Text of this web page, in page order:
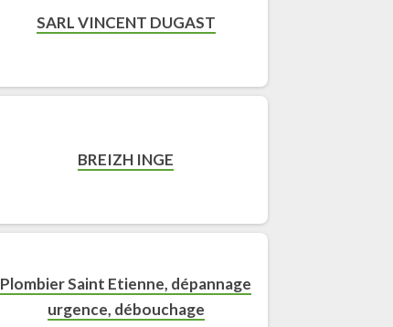
SARL VINCENT DUGAST
BREIZH INGE
Plombier Saint Etienne, dépannage
urgence, débouchage